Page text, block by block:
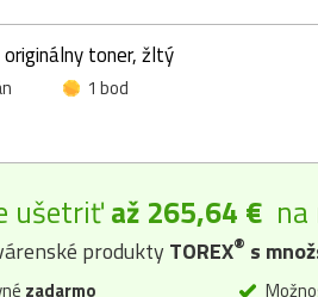
toner, žltý
1 bod
ušetriťaž 265,64 €
produktyTOREX® s
zadarmo